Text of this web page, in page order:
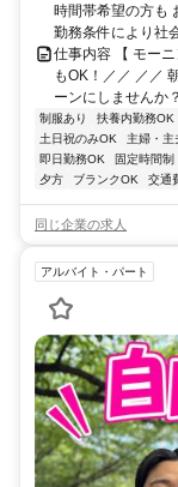
時間帯希望の方も
勤務条件により社
仕事内容 【 モー
もOK！／／ ／／
ーンにしませんか
制服あり 扶養内勤務OK
土日祝のみOK
主婦・主
即日勤務OK
固定時間制
夕方
ブランクOK 交通
同じ企業の求人
アルバイト・パート